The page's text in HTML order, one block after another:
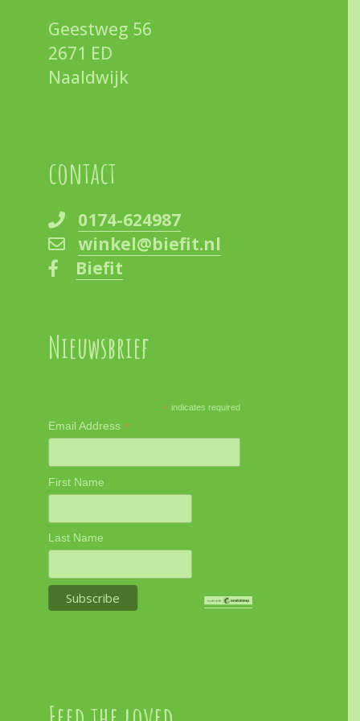
Geestweg 56
2671 ED
Naaldwijk
contact
0174-624987
winkel@biefit.nl
Biefit
Nieuwsbrief
* indicates required
Email Address*
First Name
Last Name